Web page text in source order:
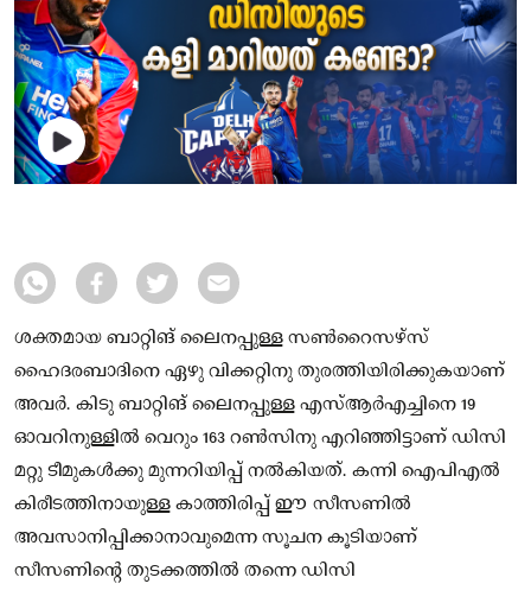
ശക്തമായ ബാറ്റിങ് ലൈനപ്പുള്ള സണ്‍റൈസഴ്‌സ്
ഹൈദരബാദിനെ ഏഴു വിക്കറ്റിനു തുരത്തിയിരിക്കുകയാണ്
അവര്‍. കിടു ബാറ്റിങ് ലൈനപ്പുള്ള എസ്‌ആര്‍എച്ചിനെ 19
ഓവറിനുള്ളില്‍ വെറും 163 റണ്‍സിനു എറിഞ്ഞിട്ടാണ് ഡിസി
മറ്റു ടീമുകള്‍ക്കു മുന്നറിയിപ്പ് നല്‍കിയത്. കന്നി ഐപിഎല്‍
കിരീടത്തിനായുള്ള കാത്തിരിപ്പ് ഈ സീസണില്‍
അവസാനിപ്പിക്കാനാവുമെന്ന സൂചന കൂടിയാണ്
സീസണിന്റെ തുടക്കത്തില്‍ തന്നെ ഡിസി